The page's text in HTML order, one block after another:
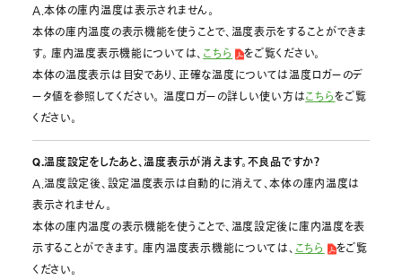
A.本体の庫内温度は表示されません。
本体の庫内温度の表示機能を使うことで、温度表示をすることができま
す。 庫内温度表示機能については、 こちら
をご覧ください。
本体の温度表示は目安であり、正確な温度については温度ロガーのデ
ータ値を参照してください。 温度ロガーの詳しい使い方はこちらをご覧
ください。
Q.温度設定をしたあと、温度表示が消えます。不良品ですか？
A.温度設定後、設定温度表示は自動的に消えて、本体の庫内温度は
表示されません。
本体の庫内温度の表示機能を使うことで、温度設定後に庫内温度を表
示することができます。 庫内温度表示機能については、 こちら
をご覧
ください。